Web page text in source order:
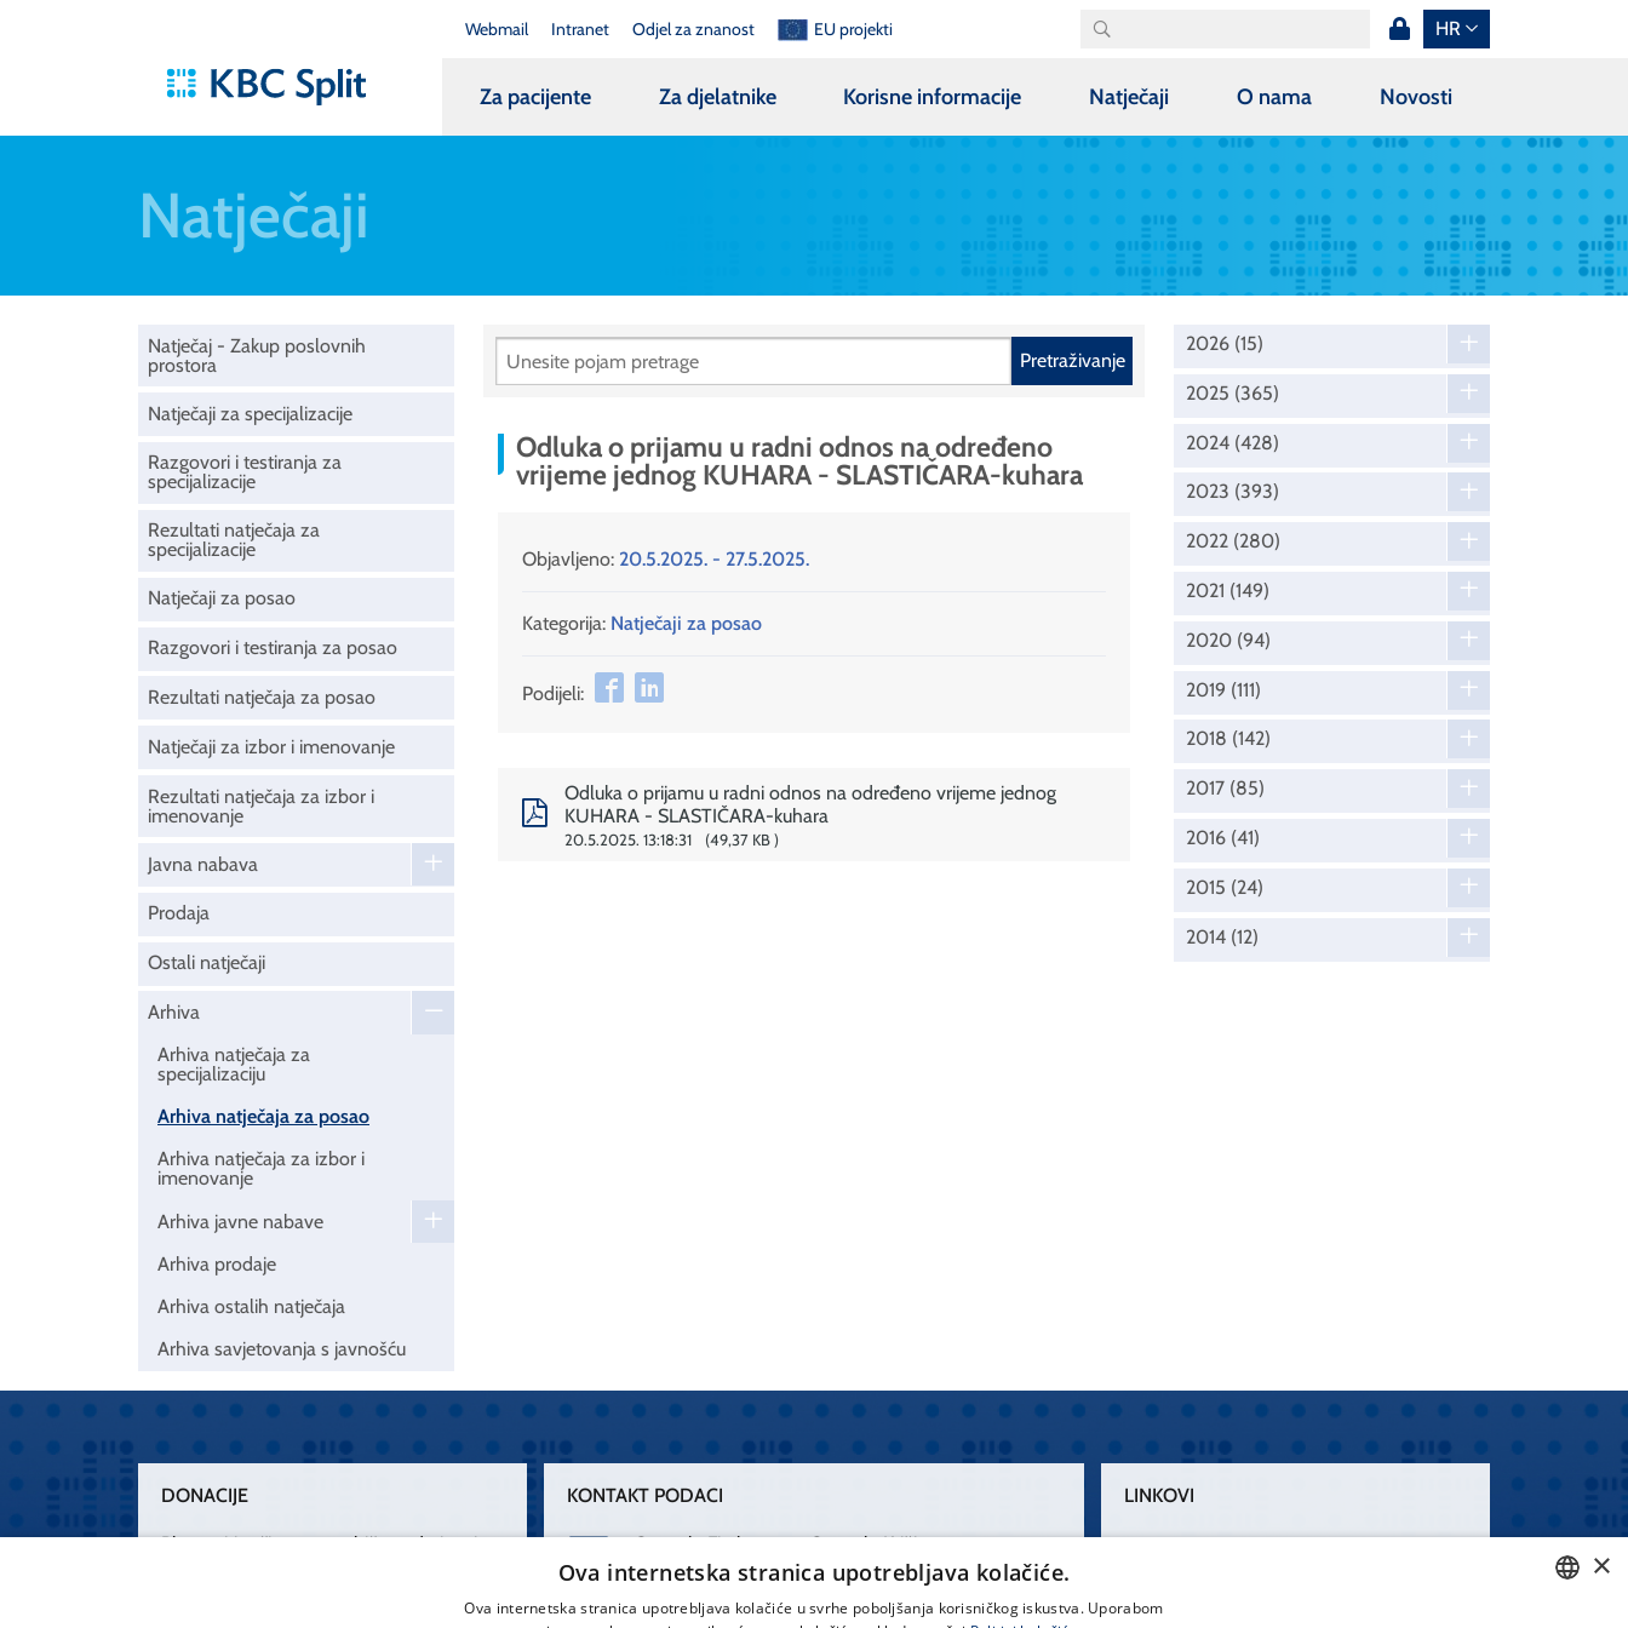
Webmail Intranet Odjel za znanost EU projekti HR
Za pacijente Za djelatnike Korisne informacije Natječaji O nama Novosti
Natječaji
Natječaj - Zakup poslovnih
prostora
Natječaji za specijalizacije
Razgovori i testiranja za
specijalizacije
Rezultati natječaja za
specijalizacije
Natječaji za posao
Razgovori i testiranja za posao
Rezultati natječaja za posao
Natječaji za izbor i imenovanje
Rezultati natječaja za izbor i
imenovanje
Javna nabava
Prodaja
Ostali natječaji
Arhiva
Arhiva natječaja za
specijalizaciju
Arhiva natječaja za posao
Arhiva natječaja za izbor i
imenovanje
Arhiva javne nabave
Arhiva prodaje
Arhiva ostalih natječaja
Arhiva savjetovanja s javnošću
Pretraživanje
Odluka o prijamu u radni odnos na određeno
vrijeme jednog KUHARA - SLASTIČARA-kuhara
Objavljeno: 20.5.2025. - 27.5.2025.
Kategorija: Natječaji za posao
Podijeli:
Odluka o prijamu u radni odnos na određeno vrijeme jednog
KUHARA - SLASTIČARA-kuhara
20.5.2025. 13:18:31 49,37 KB
2026 (15)
2025 (365)
2024 (428)
2023 (393)
2022 (280)
2021 (149)
2020 (94)
2019 (111)
2018 (142)
2017 (85)
2016 (41)
2015 (24)
2014 (12)
DONACIJE
Plemenitim činom nesebičnog darivanja
„Zarazimo“ se dobrotom, donirajmo od
KONTAKT PODACI
Centrala Firule
021 556 111
Centrala Križine
021 557 111
LINKOVI
×
Ova internetska stranica upotrebljava kolačiće.
Ova internetska stranica upotrebljava kolačiće u svrhe poboljšanja korisničkog iskustva. Uporabom